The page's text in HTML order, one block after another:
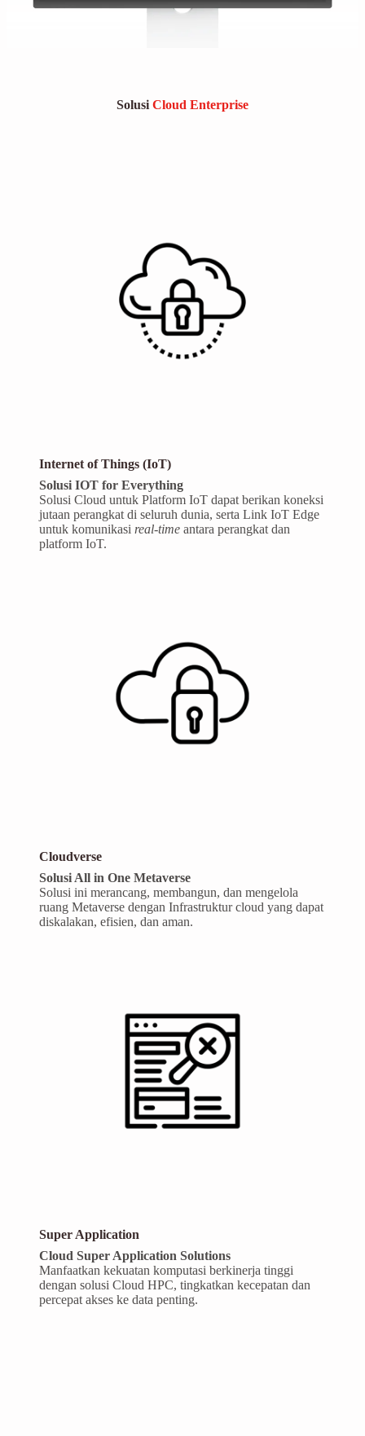
Solusi Cloud Enterprise
Internet of Things (IoT)
Solusi IOT for Everything
Solusi Cloud untuk Platform IoT dapat berikan koneksi
jutaan perangkat di seluruh dunia, serta Link IoT Edge
untuk komunikasi real-time antara perangkat dan
platform IoT.
Cloudverse
Solusi All in One Metaverse
Solusi ini merancang, membangun, dan mengelola
ruang Metaverse dengan Infrastruktur cloud yang dapat
diskalakan, efisien, dan aman.
Super Application
Cloud Super Application Solutions
Manfaatkan kekuatan komputasi berkinerja tinggi
dengan solusi Cloud HPC, tingkatkan kecepatan dan
percepat akses ke data penting.